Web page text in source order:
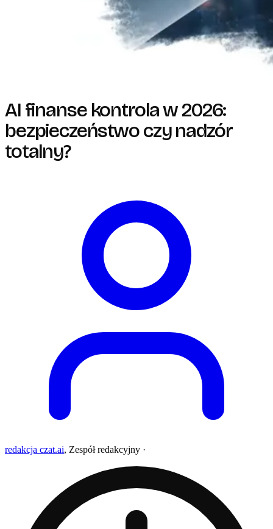
AI finanse kontrola w 2026:
bezpieczeństwo czy nadzór
totalny?
redakcja czat.ai, Zespół redakcyjny ·